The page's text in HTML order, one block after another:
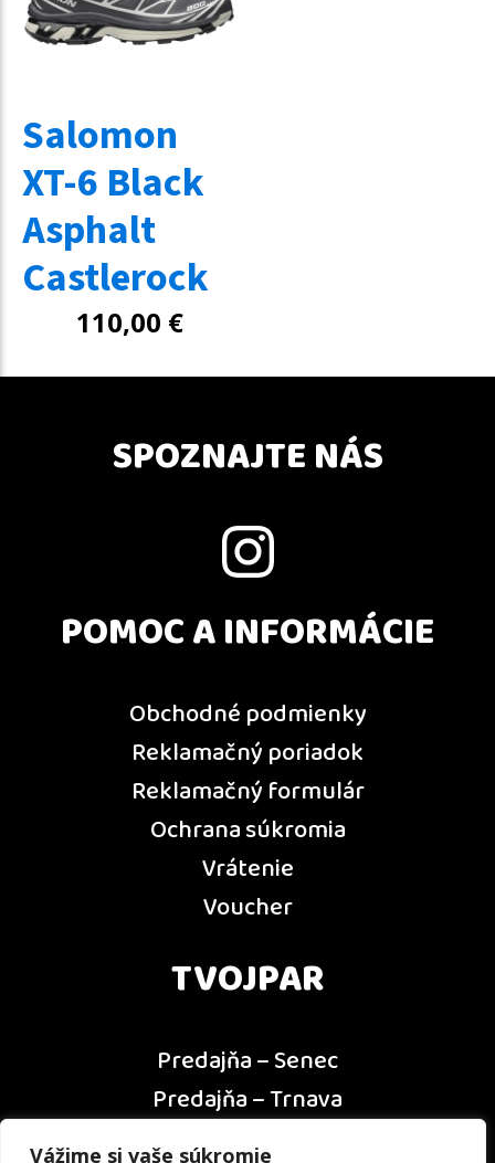
Vážime si vaše súkromie
Salomon
XT-6 Black
Asphalt
Castlerock
110,00 €
SPOZNAJTE NÁS
POMOC A INFORMÁCIE
Obchodné podmienky
Reklamačný poriadok
Reklamačný formulár
Ochrana súkromia
Vrátenie
Voucher
TVOJPAR
Predajňa – Senec
Predajňa – Trnava
Predajňa – Dunajská Streda